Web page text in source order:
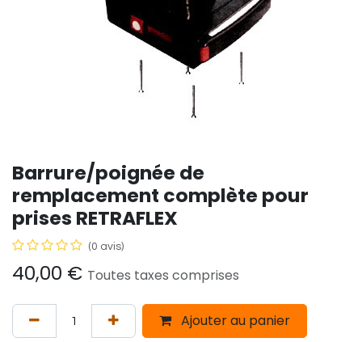
Barrure/poignée de
remplacement complète pour
prises RETRAFLEX
(0 avis)
40,00 € Toutes taxes comprises
Ajouter au panier